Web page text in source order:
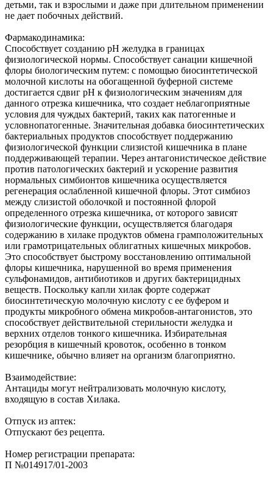
детьми, так и взрослыми и даже при длительном применении
не дает побочных действий.
Фармакодинамика:
Способствует созданию рН желудка в границах
физиологической нормы. Способствует санации кишечной
флоры биологическим путем: с помощью биосинтетической
молочной кислоты на обогащенной буферной системе
достигается сдвиг рН к физиологическим значениям для
данного отрезка кишечника, что создает неблагоприятные
условия для чуждых бактерий, таких как патогенные и
условнопатогенные. Значительная добавка биосинтетических
бактериальных продуктов способствует поддержанию
физиологической функции слизистой кишечника в плане
поддерживающей терапии. Через антагонистическое действие
против патологических бактерий и ускорение развития
нормальных симбионтов кишечника осуществляется
регенерация ослабленной кишечной флоры. Этот симбиоз
между слизистой оболочкой и постоянной флорой
определенного отрезка кишечника, от которого зависят
физиологические функции, осуществляется благодаря
содержанию в хилаке продуктов обмена грамположительных
или грамотрицательных облигатных кишечных микробов.
Это способствует быстрому восстановлению оптимальной
флоры кишечника, нарушенной во время применения
сульфонамидов, антибиотиков и других бактерицидных
веществ. Поскольку капли хилак форте содержат
биосинтетическую молочную кислоту с ее буфером и
продукты микробного обмена микробов-антагонистов, это
способствует действительной стерильности желудка и
верхних отделов тонкого кишечника. Избирательная
резорбция в кишечный кровоток, особенно в тонком
кишечнике, обычно влияет на организм благоприятно.
Взаимодействие:
Антациды могут нейтрализовать молочную кислоту,
входящую в состав Хилака.
Отпуск из аптек:
Отпускают без рецепта.
Номер регистрации препарата:
П №014917/01-2003